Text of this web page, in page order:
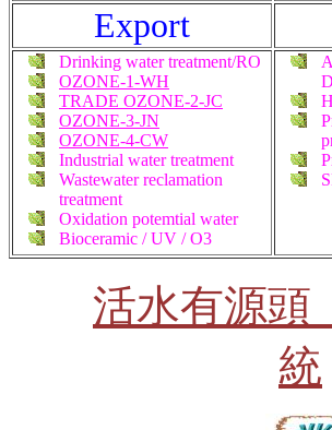
Export
Drinking water treatment/RO
OZONE-1-WH
TRADE OZONE-2-JC
OZONE-3-JN
OZONE-4-CW
Industrial water treatment
Wastewater reclamation
treatment
Oxidation potemtial water
Bioceramic / UV / O3
活水有源頭
統